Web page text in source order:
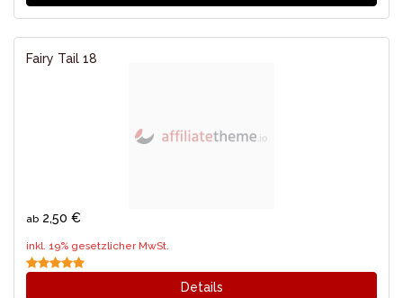
Fairy Tail 18
ab 2,50 €
inkl. 19% gesetzlicher MwSt.
Details